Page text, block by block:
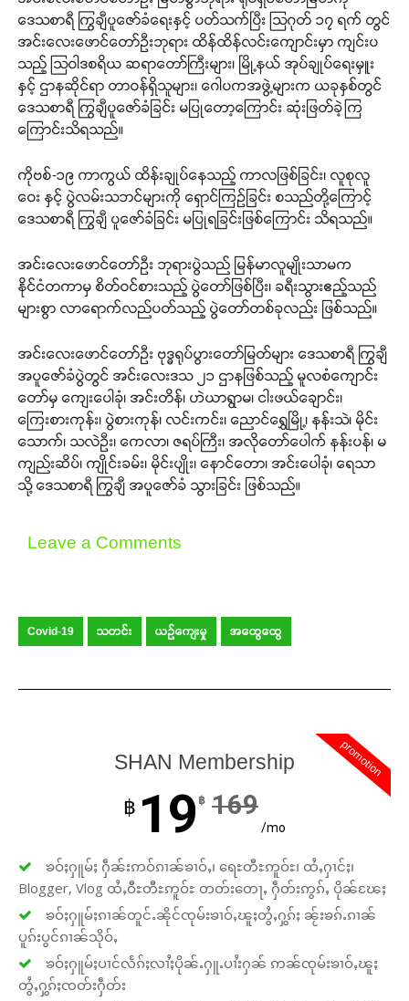
ဒေသစာရီ ကြွချီပူဇော်ခံရေးနှင့် ပတ်သက်ပြီး သြဂုတ် ၁၇ ရက် တွင်
အင်းလေးဖောင်တော်ဦးဘုရား ထိန်ထိန်လင်းကျောင်းမှာ ကျင်းပ
သည့် သြဝါဒစရိယ ဆရာတော်ကြီးများ၊ မြို့နယ် အုပ်ချုပ်ရေးမှူး
နှင့် ဌာနဆိုင်ရာ တာဝန်ရှိသူများ၊ ဂေါပကအဖွဲ့များက ယခုနှစ်တွင်
ဒေသစာရီ ကြွချီပူဇော်ခံခြင်း မပြုတော့ကြောင်း ဆုံးဖြတ်ခဲ့ကြ
ကြောင်းသိရသည်။
ကိုဗစ်-၁၉ ကာကွယ် ထိန်းချုပ်နေသည့် ကာလဖြစ်ခြင်း၊ လူစုလူ
ဝေး နှင့် ပွဲလမ်းသဘင်များကို ရှောင်ကြဉ်ခြင်း စသည်တို့ကြောင့်
ဒေသစာရီ ကြွချီ ပူဇော်ခံခြင်း မပြုရခြင်းဖြစ်ကြောင်း သိရသည်။
အင်းလေးဖောင်တော်ဦး ဘုရားပွဲသည် မြန်မာလူမျိုးသာမက
နိုင်ငံတကာမှ စိတ်ဝင်စားသည့် ပွဲတော်ဖြစ်ပြီး၊ ခရီးသွားဧည့်သည်
များစွာ လာရောက်လည်ပတ်သည့် ပွဲတော်တစ်ခုလည်း ဖြစ်သည်။
အင်းလေးဖောင်တော်ဦး ဗုဒ္ဓရုပ်ပွားတော်မြတ်များ ဒေသစာရီ ကြွချီ
အပူဇော်ခံပွဲတွင် အင်းလေးဒသ ၂၁ ဌာနဖြစ်သည့် မူလစံကျောင်း
တော်မှ ကျေးပေါခုံ၊ အင်းတိန်၊ ဟဲယာရွာမ၊ ငါးဖယ်ချောင်း၊
ကြေးစားကုန်း၊ ပွဲစားကုန်၊ လင်းကင်း၊ ညောင်ရွှေမြို့၊ နန်းသဲ၊ မိုင်း
သောက်၊ သလဲဦး၊ ကေလာ၊ ဇရပ်ကြီး၊ အလိုတော်ပေါက် နန်းပန်၊ မ
ကျည်းဆိပ်၊ ကျိုင်းခမ်း၊ မိုင်းပျိုး၊ နောင်တော၊ အင်းပေါခုံ၊ ရေသာ
သို့ ဒေသစာရီ ကြွချီ အပူဇော်ခံ သွားခြင်း ဖြစ်သည်။
Leave a Comments
Covid-19 သတင်း ယဉ်ကျေးမှု အထွေထွေ
promotion
SHAN Membership
฿ 19 ฿ 169
/mo
ၶဝ်ႈႁူမ်ႈ ႁဵၼ်းဢဝ်ၵၢၼ်ၶၢဝ်ႇ၊ ရေႊတီႊဢူဝ်ႊ၊ ထႆႇႁၢင်ႈ၊
Blogger, Vlog ထႆႇဝီႊတီႊဢူဝ်ႊ တတ်းတေႃႇ ႁဵတ်းဢွၵ်ႇ ပိုၼ်ၽႄႈ
ၶဝ်ႈႁူမ်ႈၵၢၼ်တူင်ႉၼိုင်ၸုမ်းၶၢဝ်ႇၽူႈတွႆႇႁွၵ်ႈ ၼႂ်းၶၵ်ႉၵၢၼ်
ပူၵ်းပွင်ၵၢၼ်သိုဝ်ႇ
ၶဝ်ႈႁူမ်ႈပၢင်လႅၵ်ႈလၢႆႈပိုၼ်ႉႁူႉပၢႆးႁၼ် ဢၼ်ၸုမ်းၶၢဝ်ႇၽူႈ
တွႆႇႁွၵ်ႈၸတ်းႁဵတ်း